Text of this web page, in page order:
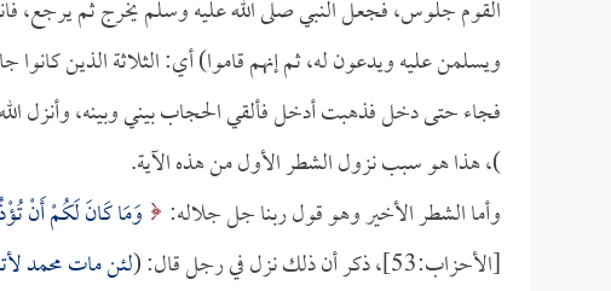
القوم جلوس، فجعل النبي صلى الله عليه وسلم يخرج ثم يرجع،
ويسلمن عليه ويدعون له، ثم إنهم قاموا) أي: الثلاثة الذين كانوا
فجاء حتى دخل فذهبت أدخل فألقي الحجاب بيني وبينه، وأنزل
)، هذا هو سبب نزول الشطر الأول من هذه الآية.
وأما الشطر الأخير وهو قول ربنا جل جلاله:
وَمَا كَانَ لَكُمْ أَنْ
[الأحزاب:53]، ذكر أن ذلك نزل في رجل قال: (
لئن مات محمد